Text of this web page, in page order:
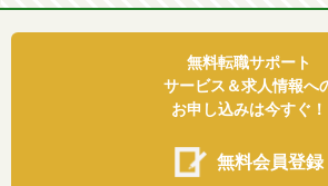
無料転職サポート
サービス＆求人情報へ
お申し込みは今すぐ！
無料会員登録